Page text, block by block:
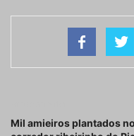
Mil amieiros plantados no